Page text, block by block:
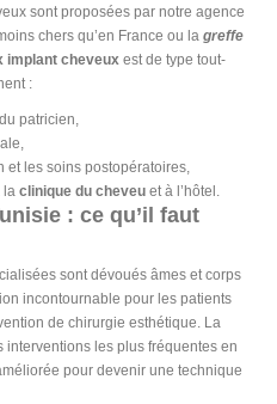
sont proposées par notre agence
chers qu’en France ou la greffe
implant cheveux est de type tout-
:
patricien,
et les soins postopératoires,
la clinique du cheveu et à l’hôtel.
: ce qu’il faut
sont dévoués âmes et corps
incontournable pour les patients
de chirurgie esthétique. La
interventions les plus fréquentes en
pour devenir une technique